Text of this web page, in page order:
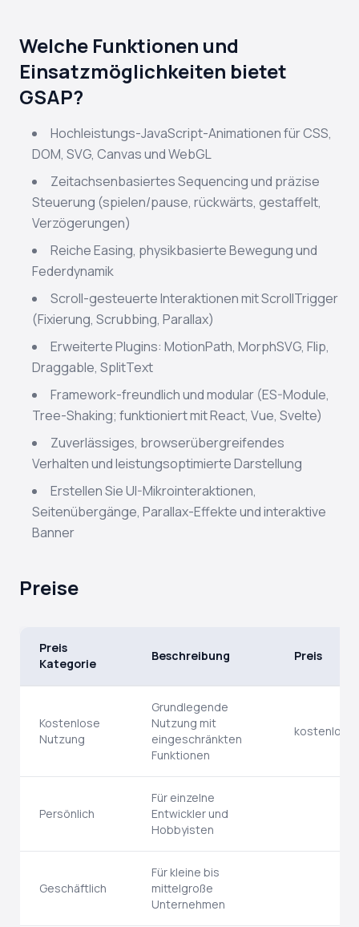
Welche Funktionen und
Einsatzmöglichkeiten bietet
GSAP?
Hochleistungs-JavaScript-Animationen für CSS,
DOM, SVG, Canvas und WebGL
Zeitachsenbasiertes Sequencing und präzise
Steuerung (spielen/pause, rückwärts, gestaffelt,
Verzögerungen)
Reiche Easing, physikbasierte Bewegung und
Federdynamik
Scroll-gesteuerte Interaktionen mit ScrollTrigger
(Fixierung, Scrubbing, Parallax)
Erweiterte Plugins: MotionPath, MorphSVG, Flip,
Draggable, SplitText
Framework-freundlich und modular (ES-Module,
Tree-Shaking; funktioniert mit React, Vue, Svelte)
Zuverlässiges, browserübergreifendes
Verhalten und leistungsoptimierte Darstellung
Erstellen Sie UI-Mikrointeraktionen,
Seitenübergänge, Parallax-Effekte und interaktive
Banner
Preise
Preis
Kategorie
Beschreibung Preis
Kostenlose
Nutzung
Grundlegende
Nutzung mit
eingeschränkten
Funktionen
kostenlos
Persönlich
Für einzelne
Entwickler und
Hobbyisten
Geschäftlich
Für kleine bis
mittelgroße
Unternehmen